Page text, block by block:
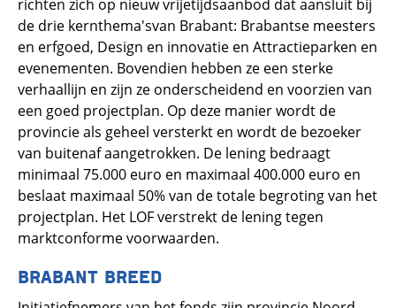
richten zich op nieuw vrijetijdsaanbod dat aansluit bij
de drie kernthema'svan Brabant: Brabantse meesters
en erfgoed, Design en innovatie en Attractieparken en
evenementen. Bovendien hebben ze een sterke
verhaallijn en zijn ze onderscheidend en voorzien van
een goed projectplan. Op deze manier wordt de
provincie als geheel versterkt en wordt de bezoeker
van buitenaf aangetrokken. De lening bedraagt
minimaal 75.000 euro en maximaal 400.000 euro en
beslaat maximaal 50% van de totale begroting van het
projectplan. Het LOF verstrekt de lening tegen
marktconforme voorwaarden.
BRABANT BREED